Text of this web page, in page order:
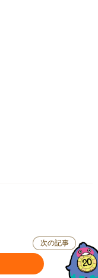
次の記事